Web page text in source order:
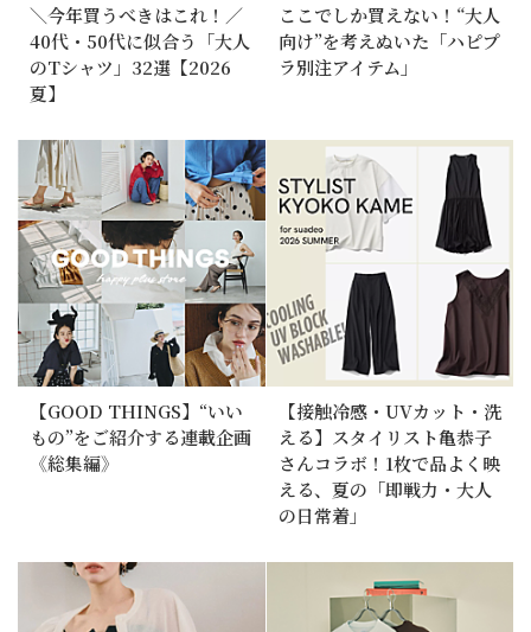
＼今年買うべきはこれ！／
40代・50代に似合う「大人
のTシャツ」32選【2026
夏】
ここでしか買えない！“大人
向け”を考えぬいた「ハピプ
ラ別注アイテム」
【GOOD THINGS】“いい
もの”をご紹介する連載企画
《総集編》
【接触冷感・UVカット・洗
える】スタイリスト亀恭子
さんコラボ！1枚で品よく映
える、夏の「即戦力・大人
の日常着」